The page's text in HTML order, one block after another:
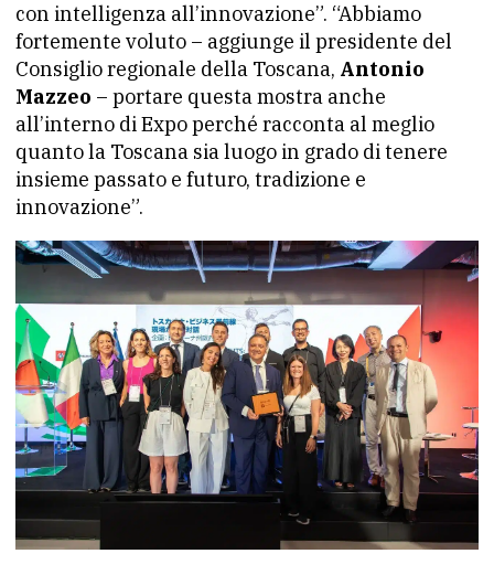
con intelligenza all’innovazione”. “Abbiamo
fortemente voluto – aggiunge il presidente del
Consiglio regionale della Toscana, Antonio
Mazzeo – portare questa mostra anche
all’interno di Expo perché racconta al meglio
quanto la Toscana sia luogo in grado di tenere
insieme passato e futuro, tradizione e
innovazione”.